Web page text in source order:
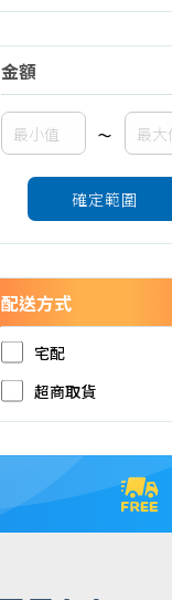
金額
~
確定範圍
配送方式
宅配
超商取貨